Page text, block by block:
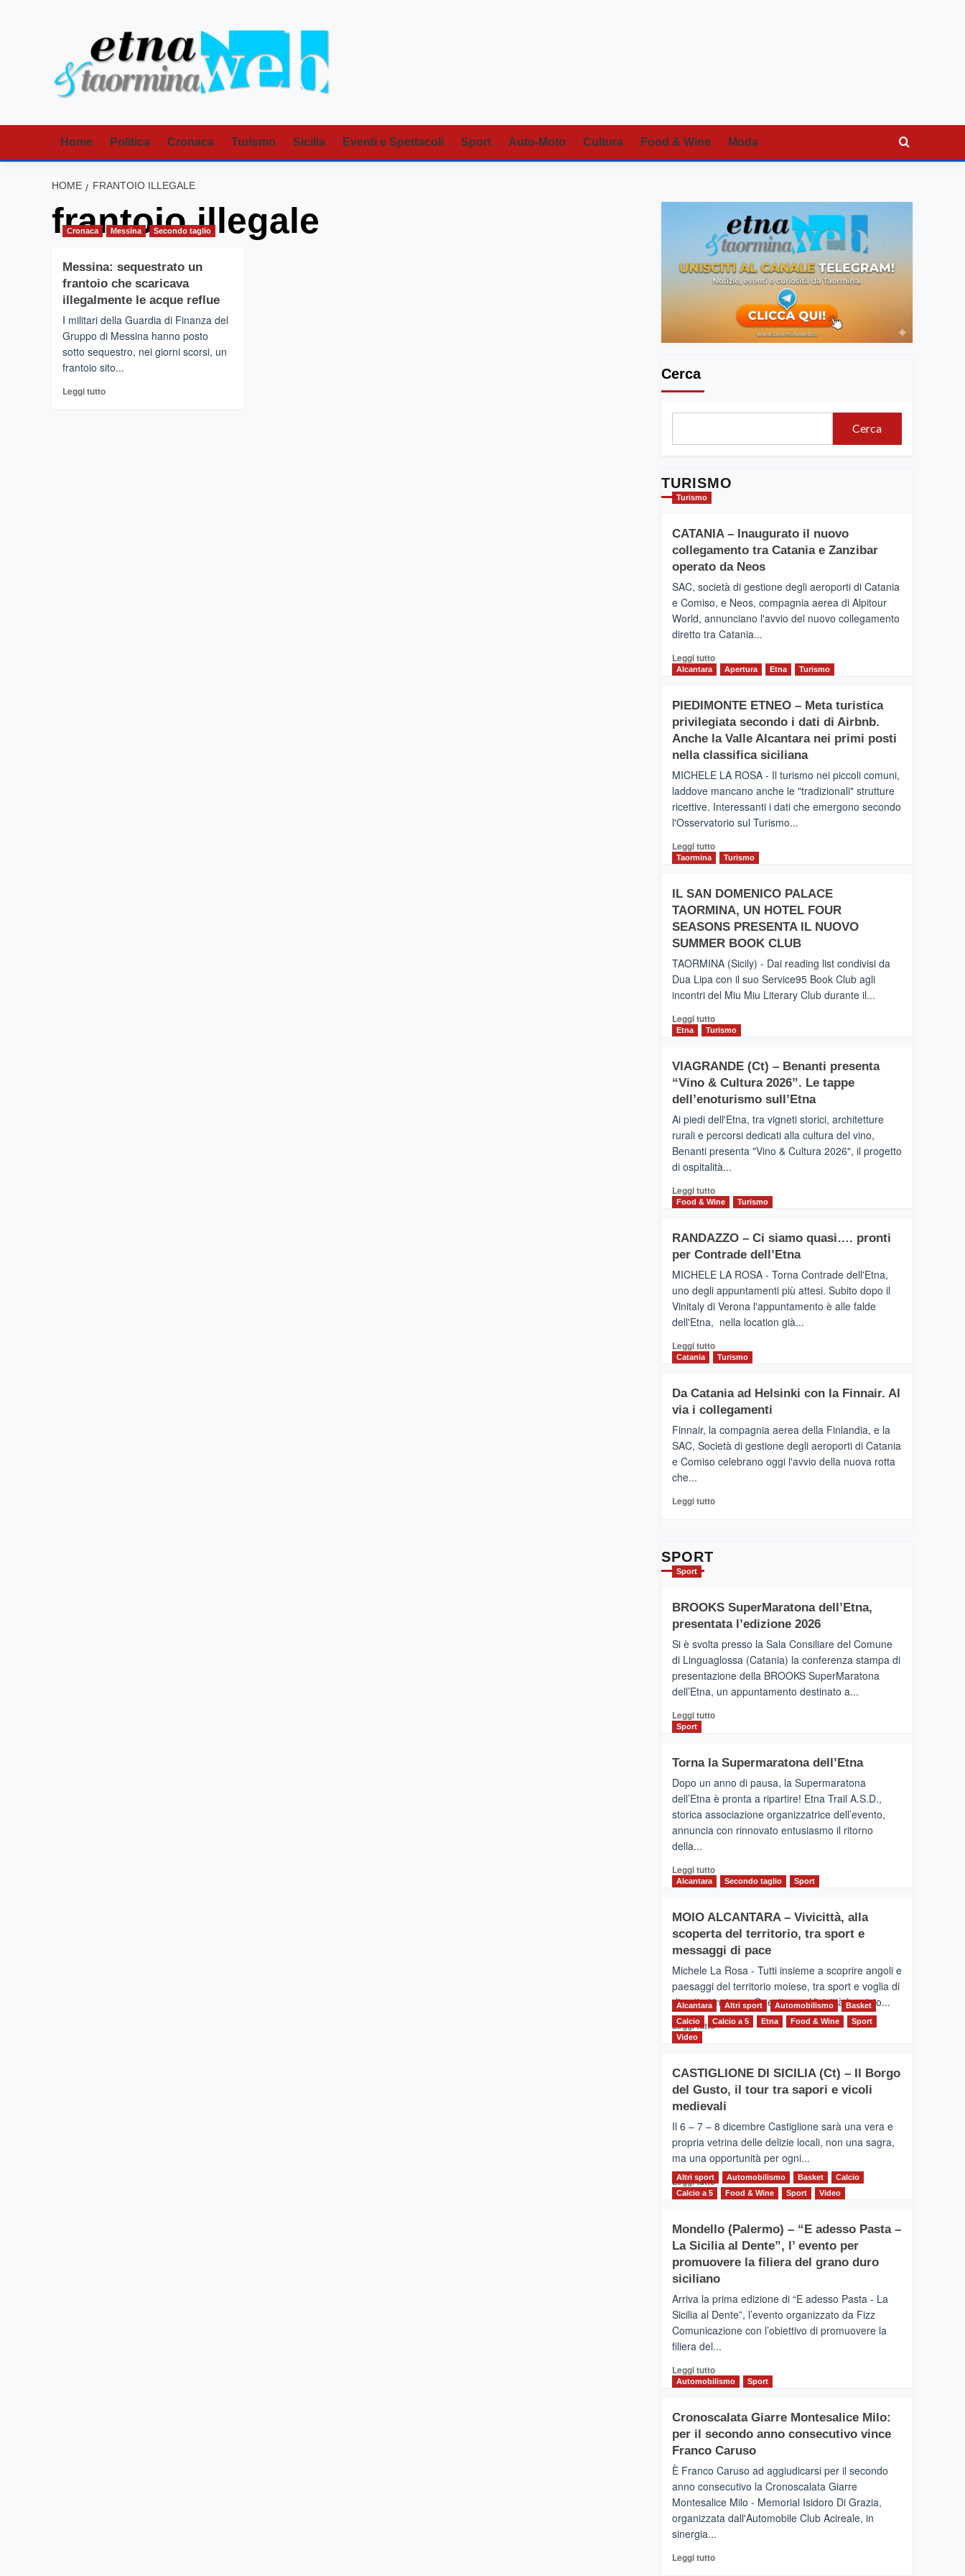
Home Politica Cronaca Turismo Sicilia Eventi e Spettacoli Sport Auto-Moto Cultura Food & Wine Moda
HOME FRANTOIO ILLEGALE
frantoio illegale
Cronaca Messina Secondo taglio
Messina: sequestrato un
frantoio che scaricava
illegalmente le acque reflue
I militari della Guardia di Finanza del
Gruppo di Messina hanno posto
sotto sequestro, nei giorni scorsi, un
frantoio sito...
Leggi tuttoLeggi
Cerca
Cerca
TURISMO
Turismo
CATANIA – Inaugurato il nuovo
collegamento tra Catania e Zanzibar
operato da Neos
SAC, società di gestione degli aeroporti di Catania
e Comiso, e Neos, compagnia aerea di Alpitour
World, annunciano l'avvio del nuovo collegamento
diretto tra Catania...
Leggi tuttoLeggi
CATANIA
–
Inaugurato
il
collegamento
tra
Catania
e
operato
da
Alcantara Apertura Etna Turismo
PIEDIMONTE ETNEO – Meta turistica
privilegiata secondo i dati di Airbnb.
Anche la Valle Alcantara nei primi posti
nella classifica siciliana
MICHELE LA ROSA - Il turismo nei piccoli comuni,
laddove mancano anche le "tradizionali" strutture
ricettive. Interessanti i dati che emergono secondo
l'Osservatorio sul Turismo...
Leggi tuttoLeggi
PIEDIMONTE
ETNEO
–
Meta
privilegiata
secondo
i
di
Airbnb.
la
Valle
Alcantara
nei
primi
classifica
siciliana
Taormina Turismo
IL SAN DOMENICO PALACE
TAORMINA, UN HOTEL FOUR
SEASONS PRESENTA IL NUOVO
SUMMER BOOK CLUB
TAORMINA (Sicily) - Dai reading list condivisi da
Dua Lipa con il suo Service95 Book Club agli
incontri del Miu Miu Literary Club durante il...
Leggi tuttoLeggi
di
IL
SAN
DOMENICO
TAORMINA,
UN
HOTEL
FOUR
PRESENTA
IL
SUMMER
BOOK
CLUB
Etna Turismo
VIAGRANDE (Ct) – Benanti presenta
“Vino & Cultura 2026”. Le tappe
dell’enoturismo sull’Etna
Ai piedi dell'Etna, tra vigneti storici, architetture
rurali e percorsi dedicati alla cultura del vino,
Benanti presenta "Vino & Cultura 2026", il progetto
di ospitalità...
Leggi tuttoLeggi
di
VIAGRANDE
(Ct)
–
presenta
“Vino
&
2026”.
Le
dell’enoturismo
sull’Etna
Food & Wine Turismo
RANDAZZO – Ci siamo quasi…. pronti
per Contrade dell’Etna
MICHELE LA ROSA - Torna Contrade dell'Etna,
uno degli appuntamenti più attesi. Subito dopo il
Vinitaly di Verona l'appuntamento è alle falde
dell'Etna, nella location già...
Leggi tuttoLeggi
di
RANDAZZO
–
siamo
quasi….
pronti
dell’Etna
Catania Turismo
Da Catania ad Helsinki con la Finnair. Al
via i collegamenti
Finnair, la compagnia aerea della Finlandia, e la
SAC, Società di gestione degli aeroporti di Catania
e Comiso celebrano oggi l'avvio della nuova rotta
che...
Leggi tuttoLeggi
con
la
Al
via
i
collegamenti
SPORT
Sport
BROOKS SuperMaratona dell’Etna,
presentata l’edizione 2026
Si è svolta presso la Sala Consiliare del Comune
di Linguaglossa (Catania) la conferenza stampa di
presentazione della BROOKS SuperMaratona
dell’Etna, un appuntamento destinato a...
Leggi tuttoLeggi
BROOKS
SuperMaratona
dell’Etna,
presentata
l’edizione
2026
Sport
Torna la Supermaratona dell’Etna
Dopo un anno di pausa, la Supermaratona
dell’Etna è pronta a ripartire! Etna Trail A.S.D.,
storica associazione organizzatrice dell’evento,
annuncia con rinnovato entusiasmo il ritorno
della...
Leggi tuttoLeggi
Torna
la
Supermaratona
Alcantara Secondo taglio Sport
MOIO ALCANTARA – Vivicittà, alla
scoperta del territorio, tra sport e
messaggi di pace
Michele La Rosa - Tutti insieme a scoprire angoli e
paesaggi del territorio moiese, tra sport e voglia di
divertirsi insieme. Quest'anno Vivicittà ha visto...
Leggi tuttoLeggi
MOIO
ALCANTARA
–
alla
scoperta
del
territorio,
tra
sport
messaggi
di
Alcantara Altri sport Automobilismo
Basket
Calcio
Calcio a 5 Etna Food & Wine
Sport
Video
CASTIGLIONE DI SICILIA (Ct) – Il Borgo
del Gusto, il tour tra sapori e vicoli
medievali
Il 6 – 7 – 8 dicembre Castiglione sarà una vera e
propria vetrina delle delizie locali, non una sagra,
ma una opportunità per ogni...
Leggi tuttoLeggi
CASTIGLIONE
DI
SICILIA
(Ct)
Il
Borgo
del
tour
tra
vicoli
medievali
Altri sport Automobilismo Basket
Calcio
Calcio a 5
Food & Wine Sport Video
Mondello (Palermo) – “E adesso Pasta –
La Sicilia al Dente”, l’ evento per
promuovere la filiera del grano duro
siciliano
Arriva la prima edizione di “E adesso Pasta - La
Sicilia al Dente”, l’evento organizzato da Fizz
Comunicazione con l’obiettivo di promuovere la
filiera del...
Leggi tuttoLeggi
di
Mondello
(Palermo)
–
adesso
Pasta
–
La
Dente”,
Automobilismo Sport
Cronoscalata Giarre Montesalice Milo:
per il secondo anno consecutivo vince
Franco Caruso
È Franco Caruso ad aggiudicarsi per il secondo
anno consecutivo la Cronoscalata Giarre
Montesalice Milo - Memorial Isidoro Di Grazia,
organizzata dall'Automobile Club Acireale, in
sinergia...
Leggi tuttoLeggi